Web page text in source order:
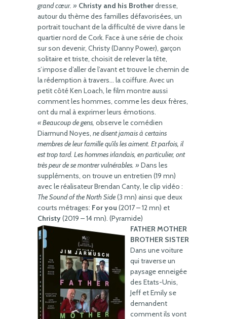
grand cœur. » Christy and his Brotherdresse,
autour du thème des familles défavorisées, un
portrait touchant de la difficulté de vivre dans le
quartier nord de Cork. Face à une série de choix
sur son devenir, Christy (Danny Power), garçon
solitaire et triste, choisit de relever la tête,
s’impose d’aller de l’avant et trouve le chemin de
la rédemption à travers… la coiffure. Avec un
petit côté Ken Loach, le film montre aussi
comment les hommes, comme les deux frères,
ont du mal à exprimer leurs émotions.
« Beaucoup de gens, observe le comédien
Diarmund Noyes, ne disent jamais à certains
membres de leur famille qu’ils les aiment. Et parfois, il
est trop tard. Les hommes irlandais, en particulier, ont
très peur de se montrer vulnérables. » Dans les
suppléments, on trouve un entretien (19 mn)
avec le réalisateur Brendan Canty, le clip vidéo :
The Sound of the North Side(3 mn) ainsi que deux
courts métrages: For you (2017 – 12 mn) et
Christy(2019 – 14 mn). (Pyramide)
FATHER MOTHER
BROTHER SISTER
Dans une voiture
qui traverse un
paysage enneigée
des Etats-Unis,
Jeff et Emily se
demandent
comment ils vont